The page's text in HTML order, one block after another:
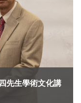
先生學術文化講